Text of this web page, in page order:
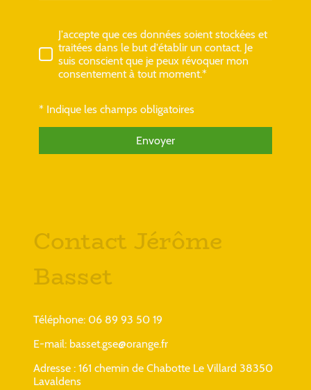
J'accepte que ces données soient stockées et
traitées dans le but d'établir un contact. Je
suis conscient que je peux révoquer mon
consentement à tout moment.*
* Indique les champs obligatoires
Envoyer
Contact Jérôme
Basset
Téléphone: 06 89 93 50 19
E-mail: basset.gse@orange.fr
Adresse : 161 chemin de Chabotte Le Villard 38350
Lavaldens